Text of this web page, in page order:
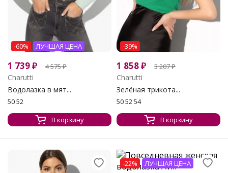
-60% ЛУЧШАЯ ЦЕНА
1 739₽ 4 575₽
Charutti
Водолазка в мят...
50 52
В корзину
-39%
1 858₽ 3 207₽
Charutti
Зелёная трикота...
50 52 54
В корзину
-22% ЛУЧШАЯ ЦЕНА